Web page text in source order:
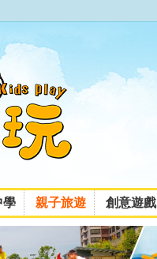
學 親子旅遊 創意遊戲